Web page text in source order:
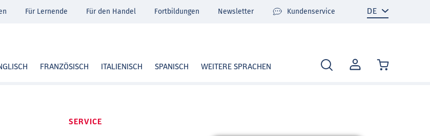
MEIN
KONTO
FRANZÖSISCH ITALIENISCH SPANISCH WEITERE SPRACHEN
Für Lernende Für den Handel Fortbildungen Newsletter Kundenservice
SERVICE